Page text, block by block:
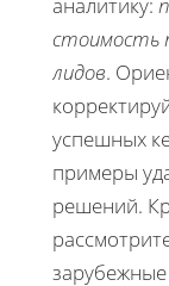
стоимость
лидов.
успешных
примеры
решений.